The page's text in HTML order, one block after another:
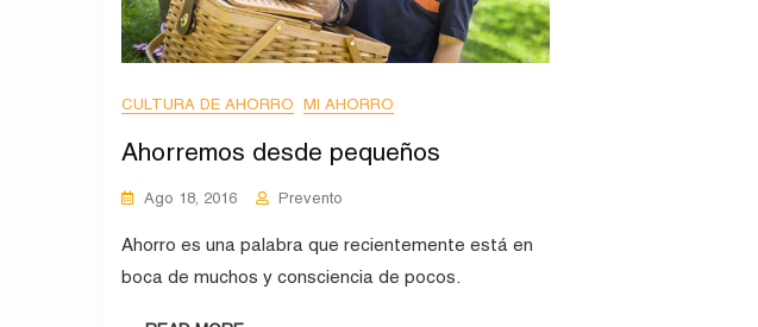
CULTURA DE AHORRO MI AHORRO
Ahorremos desde pequeños
Ago 18, 2016 Prevento
Ahorro es una palabra que recientemente está en
boca de muchos y consciencia de pocos.